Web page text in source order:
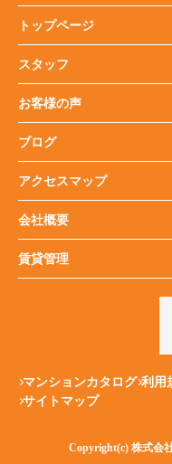
トップページ
スタッフ
お客様の声
ブログ
アクセスマップ
会社概要
賃貸管理
マンションカタログ 利用
サイトマップ
Copyright(c) 株式会